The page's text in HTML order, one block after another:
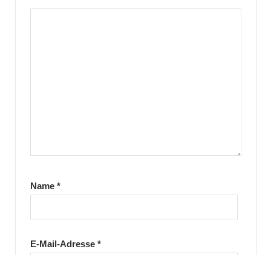
Name *
E-Mail-Adresse *